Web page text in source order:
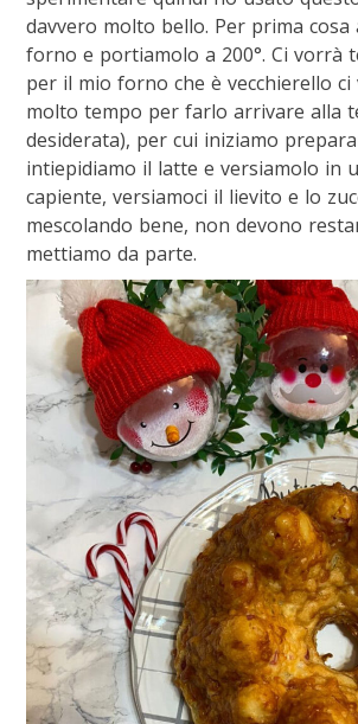
davvero molto bello. Per prima cosa
forno e portiamolo a 200°. Ci vorrà
per il mio forno che è vecchierello ci
molto tempo per farlo arrivare alla
desiderata), per cui iniziamo
intiepidiamo il latte e versiamolo in
capiente, versiamoci il lievito e lo
mescolando bene, non devono
mettiamo da parte.